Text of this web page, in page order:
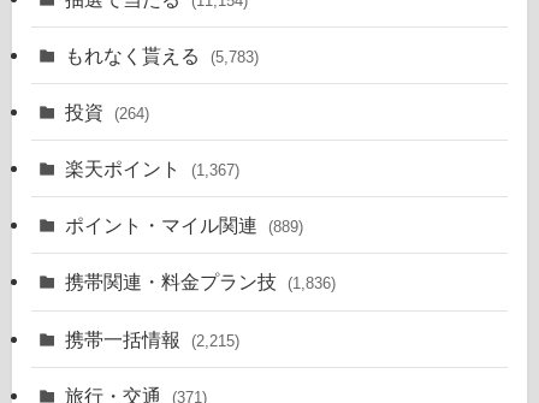
もれなく貰える (5,783)
投資 (264)
楽天ポイント (1,367)
ポイント・マイル関連 (889)
携帯関連・料金プラン技 (1,836)
携帯一括情報 (2,215)
旅行・交通 (371)